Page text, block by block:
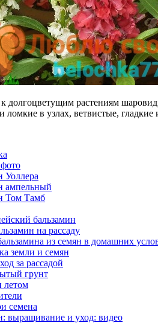
к долгоцветущим растениям
ломкие в узлах, ветвистые, гладкие
Уоллера
ампельный
Том Тамб
бальзамин
на рассаду
из семян в домашних
земли и семян
за рассадой
грунт
летом
семена
выращивание и уход: видео